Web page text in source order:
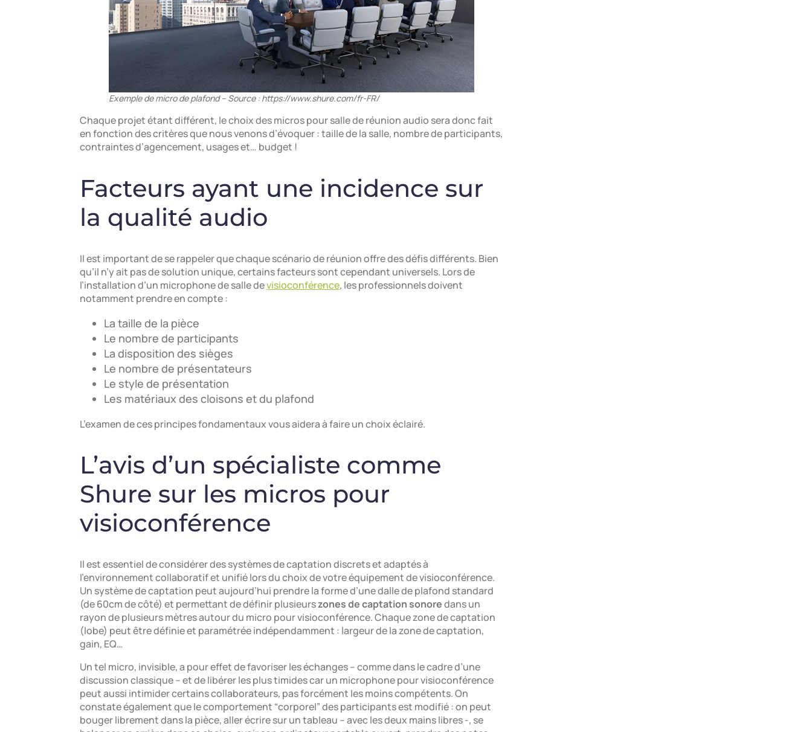
Exemple de micro de plafond – Source : https://www.shure.com/fr-FR/
Chaque projet étant différent, le choix des micros pour salle de réunion audio sera donc fait
en fonction des critères que nous venons d’évoquer : taille de la salle, nombre de participants,
contraintes d’agencement, usages et… budget !
Facteurs ayant une incidence sur
la qualité audio
Il est important de se rappeler que chaque scénario de réunion offre des défis différents. Bien
qu’il n’y ait pas de solution unique, certains facteurs sont cependant universels. Lors de
l’installation d’un microphone de salle devisioconférence, les professionnels doivent
notamment prendre en compte :
La taille de la pièce
Le nombre de participants
La disposition des sièges
Le nombre de présentateurs
Le style de présentation
Les matériaux des cloisons et du plafond
L’examen de ces principes fondamentaux vous aidera à faire un choix éclairé.
L’avis d’un spécialiste comme
Shure sur les micros pour
visioconférence
Il est essentiel de considérer des systèmes de captation discrets et adaptés à
l’environnement collaboratif et unifié lors du choix de votre équipement de visioconférence.
Un système de captation peut aujourd’hui prendre la forme d’une dalle de plafond standard
(de 60cm de côté) et permettant de définir plusieurszones de captation sonoredans un
rayon de plusieurs mètres autour du micro pour visioconférence. Chaque zone de captation
(lobe) peut être définie et paramétrée indépendamment : largeur de la zone de captation,
gain, EQ…
Un tel micro, invisible, a pour effet de favoriser les échanges – comme dans le cadre d’une
discussion classique – et de libérer les plus timides car un microphone pour visioconférence
peut aussi intimider certains collaborateurs, pas forcément les moins compétents. On
constate également que le comportement “corporel” des participants est modifié : on peut
bouger librement dans la pièce, aller écrire sur un tableau – avec les deux mains libres -, se